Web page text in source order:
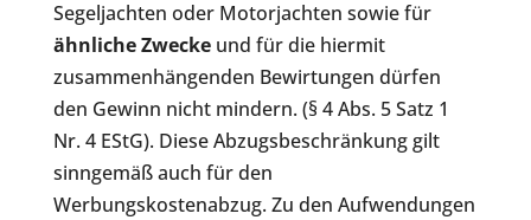
Segeljachten oder Motorjachten sowie für
ähnliche Zweckeund für die hiermit
zusammenhängenden Bewirtungen dürfen
den Gewinn nicht mindern. (§ 4 Abs. 5 Satz 1
Nr. 4 EStG). Diese Abzugsbeschränkung gilt
sinngemäß auch für den
Werbungskostenabzug. Zu den Aufwendungen